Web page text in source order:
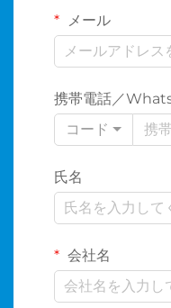
メール
携帯電話／
コード
氏名
会社名